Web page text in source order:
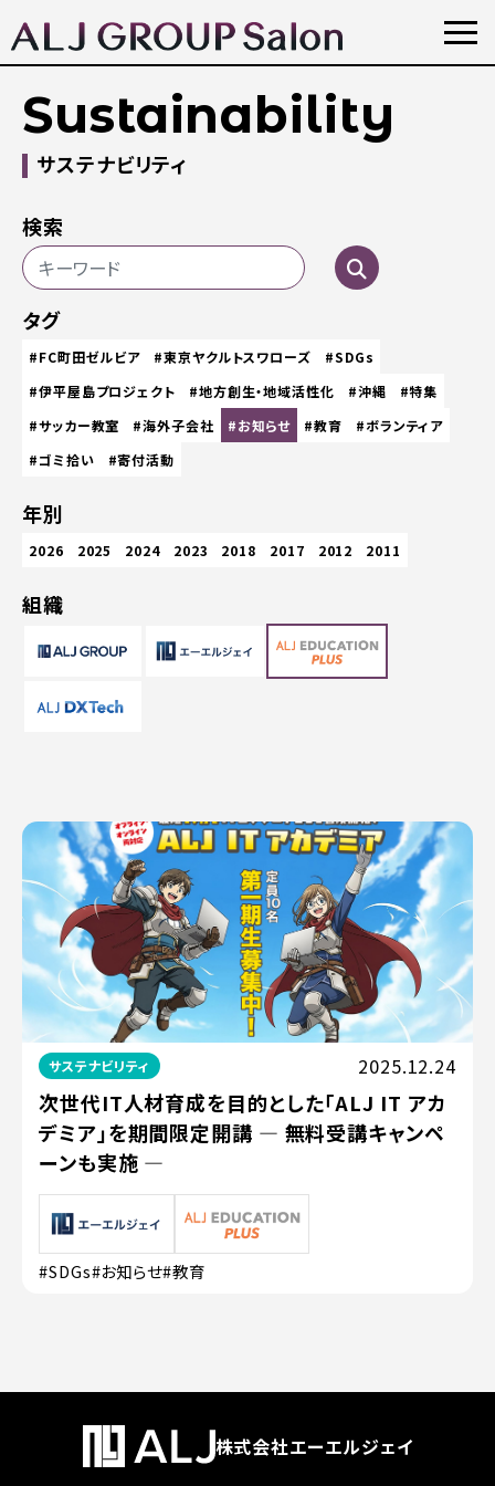
Sustainability
サステナビリティ
検索
タグ
#FC町田ゼルビア #東京ヤクルトスワローズ
#SDGs
#伊平屋島プロジェクト
#地方創生・地域活性化 #沖縄
#特集
#サッカー教室
#海外子会社 #お知らせ #教育
#ボランティア
#ゴミ拾い
#寄付活動
年別
2026 2025 2024 2023 2018 2017 2012 2011
組織
サステナビリティ 2025.12.24
次世代IT人材育成を目的とした「ALJ IT アカ
デミア」を期間限定開講 ― 無料受講キャンペ
ーンも実施 ―
#SDGs#お知らせ#教育
株式会社エーエルジェイ